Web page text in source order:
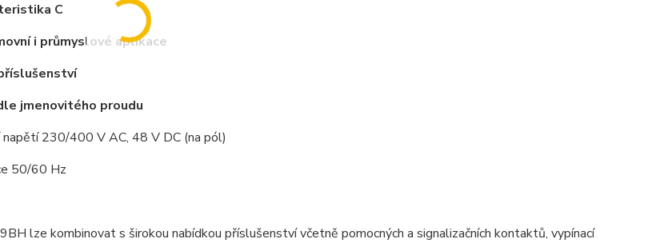
C
i průmyslové aplikace
jmenovitého proudu
napětí 230/400 V AC, 48 V DC (na pól)
50/60 Hz
lze kombinovat s širokou nabídkou příslušenství včetně pomocných a signalizačních kontaktů, vypínací